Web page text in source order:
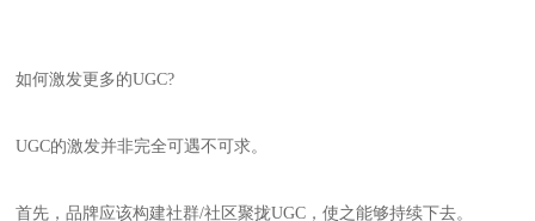
如何激发更多的UGC?
UGC的激发并非完全可遇不可求。
首先，品牌应该构建社群/社区聚拢UGC，使之能够持续下去。